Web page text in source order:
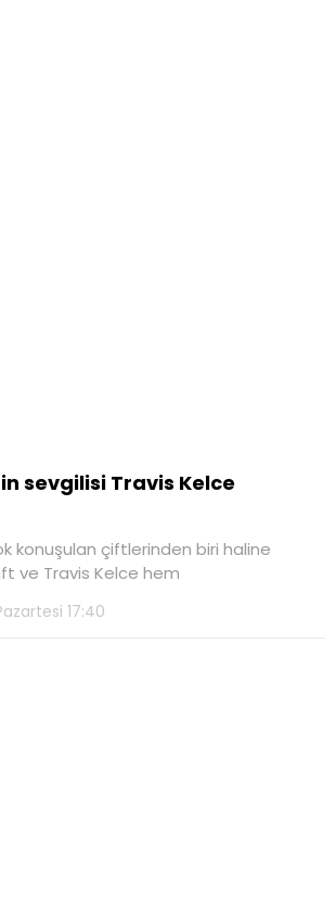
sevgilisi Travis Kelce
konuşulan çiftlerinden biri haline
ve Travis Kelce hem
17:40